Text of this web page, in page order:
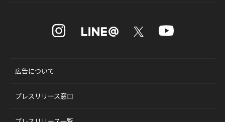
広告について
プレスリリース窓口